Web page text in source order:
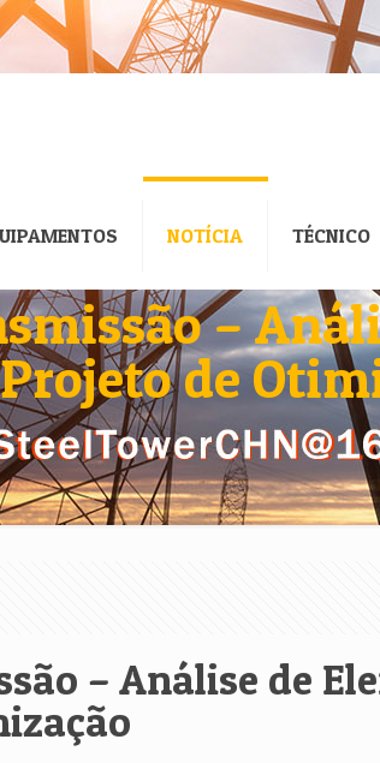
NOTÍCIA TÉCNICO
–
Projeto de
– Análise de